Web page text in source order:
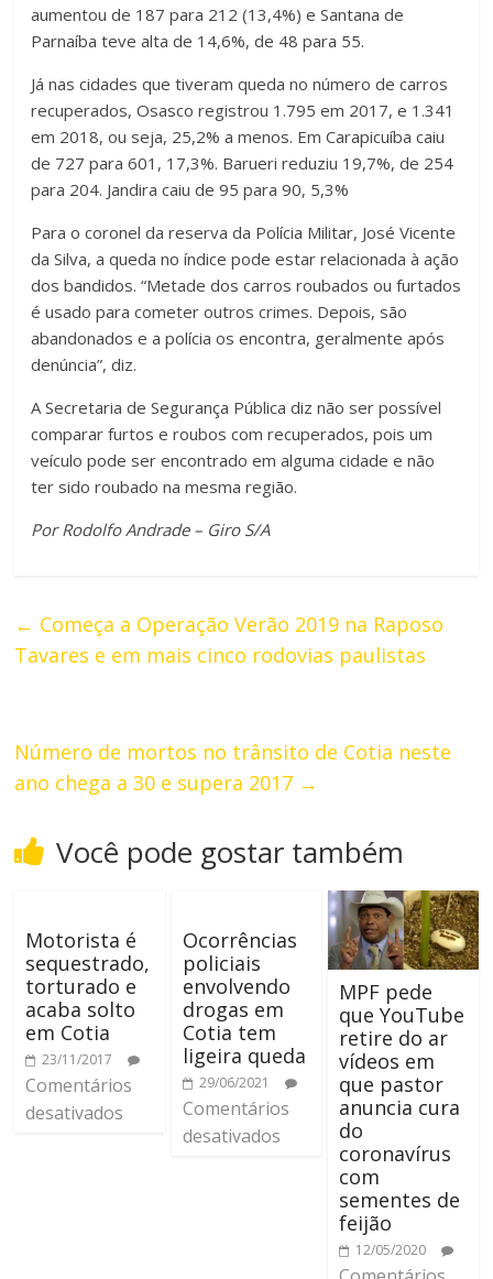
aumentou de 187 para 212 (13,4%) e Santana de
Parnaíba teve alta de 14,6%, de 48 para 55.
Já nas cidades que tiveram queda no número de carros
recuperados, Osasco registrou 1.795 em 2017, e 1.341
em 2018, ou seja, 25,2% a menos. Em Carapicuíba caiu
de 727 para 601, 17,3%. Barueri reduziu 19,7%, de 254
para 204. Jandira caiu de 95 para 90, 5,3%
Para o coronel da reserva da Polícia Militar, José Vicente
da Silva, a queda no índice pode estar relacionada à ação
dos bandidos. “Metade dos carros roubados ou furtados
é usado para cometer outros crimes. Depois, são
abandonados e a polícia os encontra, geralmente após
denúncia”, diz.
A Secretaria de Segurança Pública diz não ser possível
comparar furtos e roubos com recuperados, pois um
veículo pode ser encontrado em alguma cidade e não
ter sido roubado na mesma região.
Por Rodolfo Andrade – Giro S/A
← Começa a Operação Verão 2019 na Raposo
Tavares e em mais cinco rodovias paulistas
Número de mortos no trânsito de Cotia neste
ano chega a 30 e supera 2017 →
Você pode gostar também
Motorista é
sequestrado,
torturado e
acaba solto
em Cotia
23/11/2017
Comentários
desativados
Ocorrências
policiais
envolvendo
drogas em
Cotia tem
ligeira queda
29/06/2021
Comentários
desativados
MPF pede
que YouTube
retire do ar
vídeos em
que pastor
anuncia cura
do
coronavírus
com
sementes de
feijão
12/05/2020